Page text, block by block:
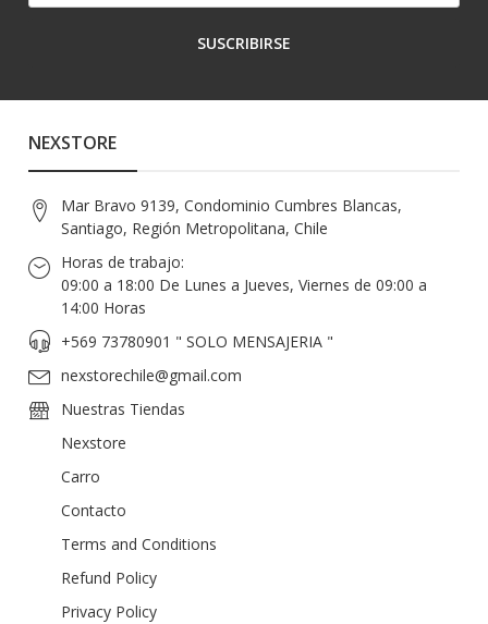
SUSCRIBIRSE
NEXSTORE
Mar Bravo 9139, Condominio Cumbres Blancas,
Santiago, Región Metropolitana, Chile
Horas de trabajo:
09:00 a 18:00 De Lunes a Jueves, Viernes de 09:00 a
14:00 Horas
+569 73780901 " SOLO MENSAJERIA "
nexstorechile@gmail.com
Nuestras Tiendas
Nexstore
Carro
Contacto
Terms and Conditions
Refund Policy
Privacy Policy